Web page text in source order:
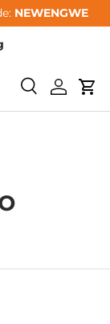
NEWENGWE
Suchen